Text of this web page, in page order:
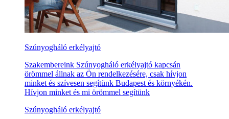
Szúnyogháló erkélyajtó
Szakembereink Szúnyogháló erkélyajtó kapcsán
örömmel állnak az Ön rendelkezésére, csak hívjon
minket és szívesen segítünk Budapest és környékén.
Hívjon minket és mi örömmel segítünk
Szúnyogháló erkélyajtó